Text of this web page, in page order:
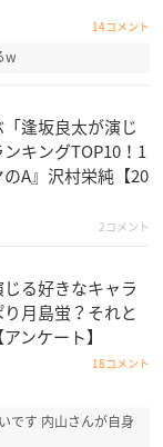
14コメント
w
逢坂良太が演じ
キングTOP10！1
A』沢村栄純【20
2コメント
る好きなキャラ
月島蛍？それと
ンケート】
18コメント
です 内山さんが自身